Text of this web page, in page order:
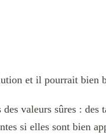
et il pourrait bien
valeurs sûres : des
si elles sont bien